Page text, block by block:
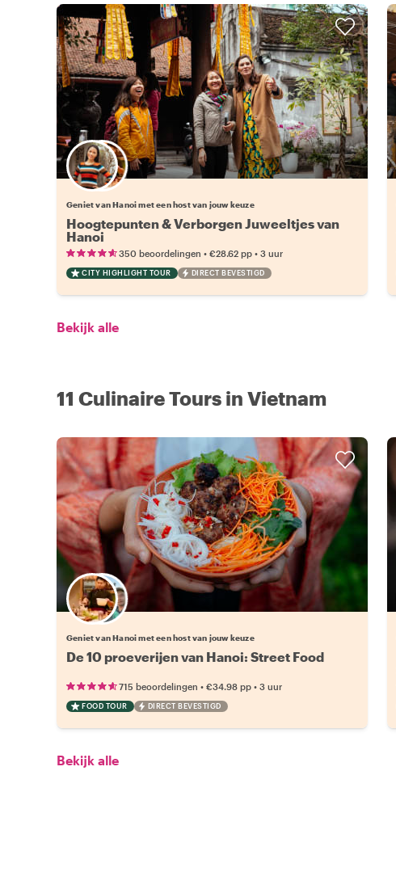
Kies jouw favoriete local
Geniet van Hanoi met een host van jouw keuze
Hoogtepunten & Verborgen Juweeltjes van
Hanoi
350 beoordelingen • €28.62 pp • 3 uur
CITY HIGHLIGHT TOUR DIRECT BEVESTIGD
Bekijk alle
11 Culinaire Tours in Vietnam
Geniet van Hanoi met een host van jouw keuze
De 10 proeverijen van Hanoi: Street Food
715 beoordelingen • €34.98 pp • 3 uur
FOOD TOUR DIRECT BEVESTIGD
Bekijk alle